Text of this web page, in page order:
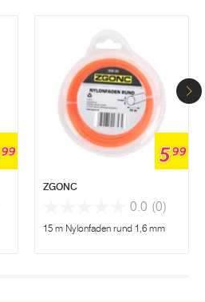
99 599
ZGONC
0.0 (0)
15 m Nylonfaden rund 1,6 mm